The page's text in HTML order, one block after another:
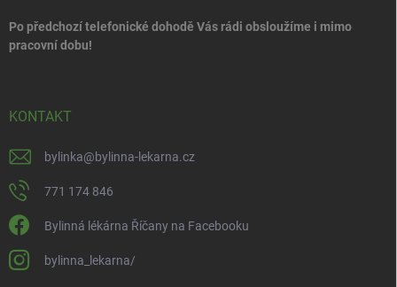
Po předchozí telefonické dohodě Vás rádi obsloužíme i mimo
pracovní dobu!
KONTAKT
bylinka@bylinna-lekarna.cz
771 174 846
Bylinná lékárna Říčany na Facebooku
bylinna_lekarna/